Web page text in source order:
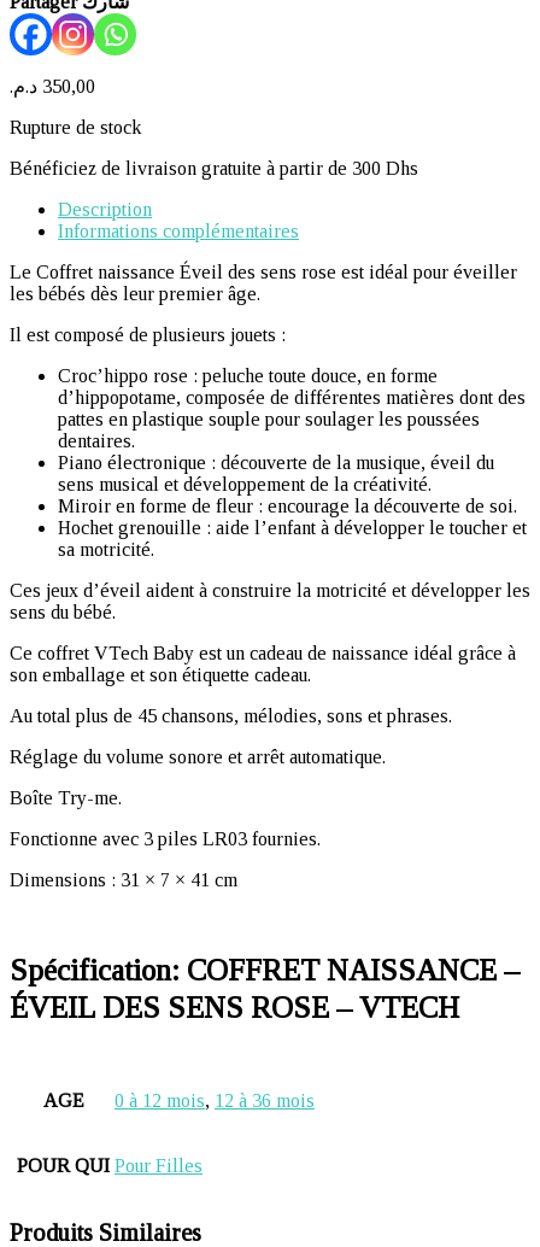
350,00 د.م.
Rupture de stock
Bénéficiez de livraison gratuite à partir de 300 Dhs
Description
Informations complémentaires
Le Coffret naissance Éveil des sens rose est idéal pour éveiller
les bébés dès leur premier âge.
Il est composé de plusieurs jouets :
Croc’hippo rose : peluche toute douce, en forme
d’hippopotame, composée de différentes matières dont des
pattes en plastique souple pour soulager les poussées
dentaires.
Piano électronique : découverte de la musique, éveil du
sens musical et développement de la créativité.
Miroir en forme de fleur : encourage la découverte de soi.
Hochet grenouille : aide l’enfant à développer le toucher et
sa motricité.
Ces jeux d’éveil aident à construire la motricité et développer les
sens du bébé.
Ce coffret VTech Baby est un cadeau de naissance idéal grâce à
son emballage et son étiquette cadeau.
Au total plus de 45 chansons, mélodies, sons et phrases.
Réglage du volume sonore et arrêt automatique.
Boîte Try-me.
Fonctionne avec 3 piles LR03 fournies.
Dimensions : 31 × 7 × 41 cm
Spécification: COFFRET NAISSANCE –
ÉVEIL DES SENS ROSE – VTECH
AGE 0 à 12 mois, 12 à 36 mois
POUR QUI Pour Filles
Produits Similaires